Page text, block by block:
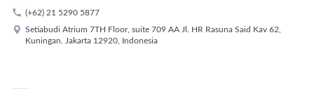
 (+62) 21 5290 5877
 Setiabudi Atrium 7TH Floor, suite 709 AA Jl. HR Rasuna Said Kav 62,
Kuningan. Jakarta 12920, Indonesia